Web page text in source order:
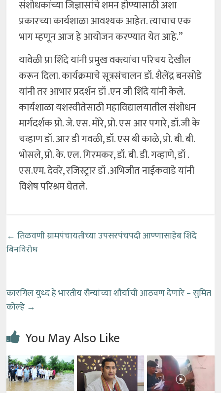
संशोधकांच्या जिज्ञासांचे शमन होण्यासाठी अशा
प्रकारच्या कार्यशाळा आवश्यक आहेत. त्याचाच एक
भाग म्हणून आज हे आयोजन करण्यात येत आहे.”
यावेळी प्रा शिंदे यांनी प्रमुख वक्त्यांचा परिचय देखील
करून दिला. कार्यक्रमाचे सूत्रसंचालन डॉ. शैलेंद्र बनसोडे
यांनी तर आभार प्रदर्शन डॉ .एन जी शिंदे यांनी केले.
कार्यशाळा यशस्वीतेसाठी महाविद्यालयातील संशोधन
मार्गदर्शक प्रो. जे. एस. मोरे, प्रो. एस आर पगारे, डॉ.जी के
चव्हाण डॉ. आर डी गवळी, डॉ. एस बी काळे, प्रो. बी. बी.
भोसले, प्रो. के. एल. गिरमकर, डॉ. बी. डी. गव्हाणे, डॉ .
एस.एम. देवरे, रजिस्ट्रार डॉ .अभिजीत नाईकवाडे यांनी
विशेष परिश्रम घेतले.
← तिळवणी ग्रामपंचायतीच्या उपसरपंचपदी आण्णासाहेब शिंदे
बिनविरोध
कारगिल युध्द हे भारतीय सैन्यांच्या शौर्याची आठवण देणारे – सुमित
कोल्हे →
You May Also Like